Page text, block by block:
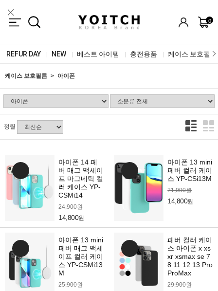
0
REFUR DAY NEW 베스트 아이템 충전용품 케이스 보호필름
케이스 보호필름 아이폰
정렬
아이폰 14 페
버 매그 맥세이
프 마그네틱 컬
러 케이스 YP-
CSMi14
24,900원
14,800원
아이폰 13 mini
페버 컬러 케이
스 YP-CSi13M
21,900원
14,800원
아이폰 13 mini
페버 매그 맥세
이프 컬러 케이
스 YP-CSMi13
M
25,900원
페버 컬러 케이
스 아이폰 x xs
xr xsmax se 7
8 11 12 13 Pro
ProMax
29,900원